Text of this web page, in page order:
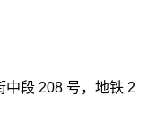
中段 208 号，地铁 2